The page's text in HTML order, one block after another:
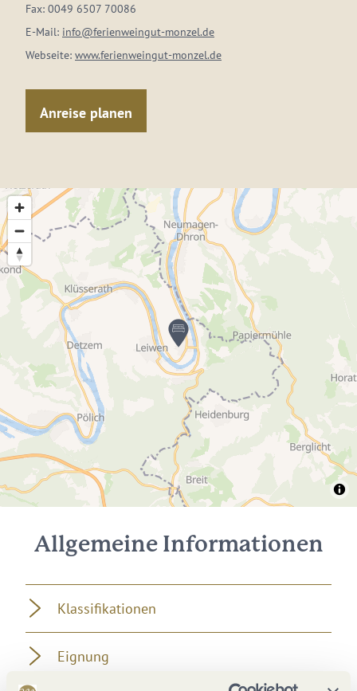
Fax: 0049 6507 70086
E-Mail: info@ferienweingut-monzel.de
Webseite: www.ferienweingut-monzel.de
Anreise planen
Allgemeine Informationen
Klassifikationen
Eignung